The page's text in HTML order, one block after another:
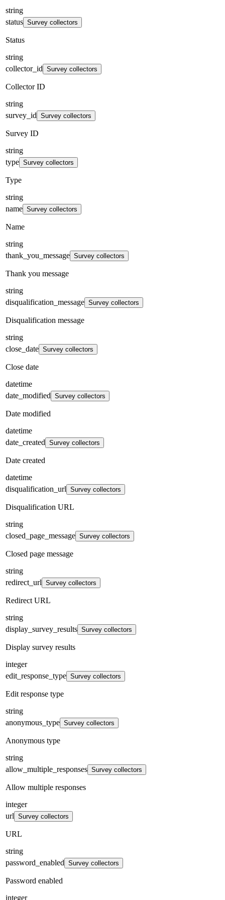
string
status Survey collectors
Status
string
collector_id Survey collectors
Collector ID
string
survey_id Survey collectors
Survey ID
string
type Survey collectors
Type
string
name Survey collectors
Name
string
thank_you_message Survey collectors
Thank you message
string
disqualification_message Survey collectors
Disqualification message
string
close_date Survey collectors
Close date
datetime
date_modified Survey collectors
Date modified
datetime
date_created Survey collectors
Date created
datetime
disqualification_url Survey collectors
Disqualification URL
string
closed_page_message Survey collectors
Closed page message
string
redirect_url Survey collectors
Redirect URL
string
display_survey_results Survey collectors
Display survey results
integer
edit_response_type Survey collectors
Edit response type
string
anonymous_type Survey collectors
Anonymous type
string
allow_multiple_responses Survey collectors
Allow multiple responses
integer
url Survey collectors
URL
string
password_enabled Survey collectors
Password enabled
integer